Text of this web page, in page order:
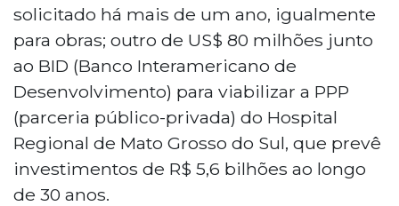
solicitado há mais de um ano, igualmente
para obras; outro de US$ 80 milhões junto
ao BID (Banco Interamericano de
Desenvolvimento) para viabilizar a PPP
(parceria público-privada) do Hospital
Regional de Mato Grosso do Sul, que prevê
investimentos de R$ 5,6 bilhões ao longo
de 30 anos.